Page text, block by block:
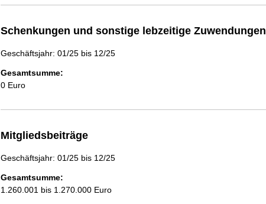
Schenkungen und sonstige lebzeitige Zuwendungen
Geschäftsjahr: 01/25 bis 12/25
Gesamtsumme:
0 Euro
Mitgliedsbeiträge
Geschäftsjahr: 01/25 bis 12/25
Gesamtsumme:
1.260.001 bis 1.270.000 Euro